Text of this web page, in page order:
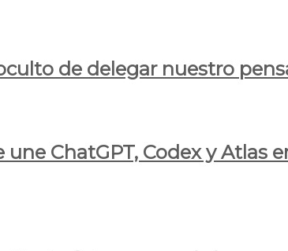
de delegar nuestro
ChatGPT, Codex y Atlas